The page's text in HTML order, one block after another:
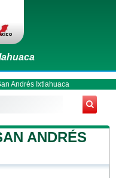
Andrés Ixtlahuaca
ANDRÉS